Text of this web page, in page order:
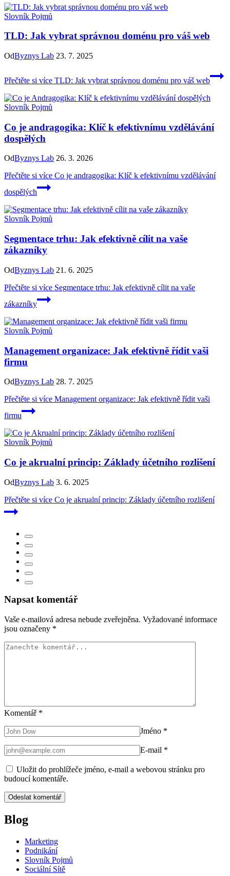
Slovník Pojmů
TLD: Jak vybrat správnou doménu pro váš web
OdByznys Lab 23. 7. 2025
Přečtěte si více TLD: Jak vybrat správnou doménu pro váš web
Slovník Pojmů
Co je andragogika: Klíč k efektivnímu vzdělávání
dospělých
OdByznys Lab 26. 3. 2026
Přečtěte si více Co je andragogika: Klíč k efektivnímu vzdělávání
dospělých
Slovník Pojmů
Segmentace trhu: Jak efektivně cílit na vaše
zákazníky
OdByznys Lab 21. 6. 2025
Přečtěte si více Segmentace trhu: Jak efektivně cílit na vaše
zákazníky
Slovník Pojmů
Management organizace: Jak efektivně řídit vaši
firmu
OdByznys Lab 28. 7. 2025
Přečtěte si více Management organizace: Jak efektivně řídit vaši
firmu
Slovník Pojmů
Co je akrualní princip: Základy účetního rozlišení
OdByznys Lab 3. 6. 2025
Přečtěte si více Co je akrualní princip: Základy účetního rozlišení
Napsat komentář
Vaše e-mailová adresa nebude zveřejněna. Vyžadované informace
jsou označeny *
Komentář *
Jméno *
E-mail *
Uložit do prohlížeče jméno, e-mail a webovou stránku pro
budoucí komentáře.
Blog
Marketing
Podnikání
Slovník Pojmů
Sociální Sítě